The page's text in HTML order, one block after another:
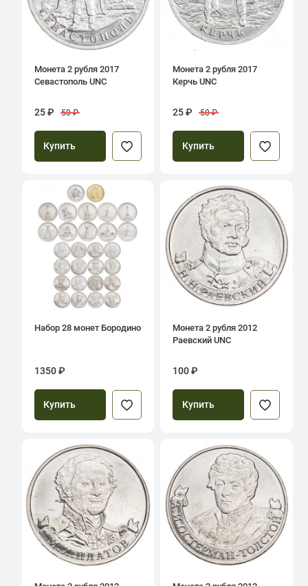
Монета 2 рубля 2017
Севастополь UNC
25 ₽ 50 ₽
Купить
Монета 2 рубля 2017
Керчь UNC
25 ₽ 50 ₽
Купить
Набор 28 монет Бородино
1350 ₽
Купить
Монета 2 рубля 2012
Раевский UNC
100 ₽
Купить